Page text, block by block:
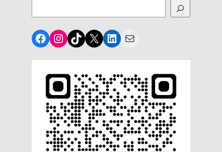
Facebook
Instagram
TikTok
X LinkedIn
Mail